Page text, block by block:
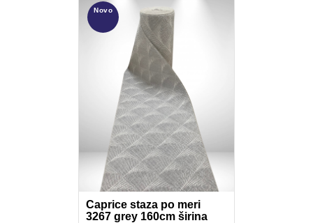
Novo
Caprice staza po meri
3267 grey 160cm širina